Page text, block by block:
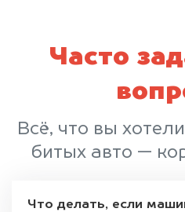
Часто
Всё, что вы
битых авто —
Что делать, если